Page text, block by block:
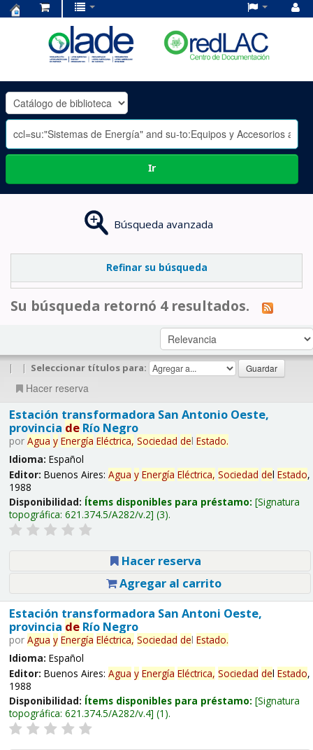
OLADE
-
Ir
Búsqueda avanzada
Refinar su búsqueda
Su búsqueda retornó 4 resultados.
| | Seleccionar títulos para:
Hacer reserva
Estación transformadora San Antonio Oeste,
provincia deRío Negro
por Agua y Energía Eléctrica, Sociedad del Estado.
Idioma: Español
Editor: Buenos Aires: Agua y Energía Eléctrica, Sociedad del Estado,
1988
Disponibilidad: Ítems disponibles para préstamo: Signatura
topográfica: 621.374.5/A282/v.2 (3).
Hacer reserva
Agregar al carrito
Estación transformadora San Antoni Oeste,
provincia deRío Negro
por Agua y Energía Eléctrica, Sociedad del Estado.
Idioma: Español
Editor: Buenos Aires: Agua y Energía Eléctrica, Sociedad del Estado,
1988
Disponibilidad: Ítems disponibles para préstamo: Signatura
topográfica: 621.374.5/A282/v.4 (1).